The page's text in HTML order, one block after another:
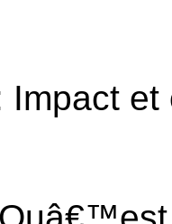
Impact